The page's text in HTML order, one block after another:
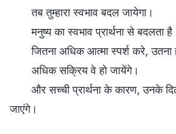
तब तुम्हारा स्वभाव बदल जायेगा।
मनुष्य का स्वभाव प्रार्थना से बदलता
जितना अधिक आत्मा स्पर्श करे, उतना
अधिक सक्रिय वे हो जायेंगे।
और सच्ची प्रार्थना के कारण, उनके
जाएंगे।